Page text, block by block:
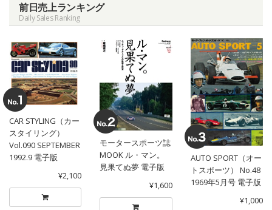
前日売上ランキング
Daily Sales Ranking
CAR STYLING（カー
スタイリング）
Vol.090 SEPTEMBER
1992.9 電子版
¥2,100
モータースポーツ誌
MOOK ル・マン。
見果てぬ夢 電子版
¥1,600
AUTO SPORT（オー
トスポーツ） No.48
1969年5月号 電子版
¥1,000